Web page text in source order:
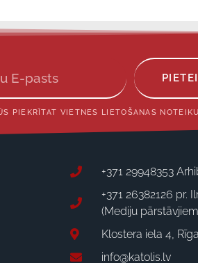
PIEKRĪTAT VIETNES LIETOŠANAS
+371 29948353
+371 26382126 pr.
(Mediju
Klostera iela 4,
info@katolis.lv